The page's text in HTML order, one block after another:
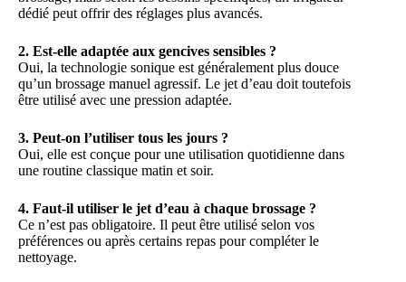
dédié peut offrir des réglages plus avancés.
2. Est-elle adaptée aux gencives sensibles ?
Oui, la technologie sonique est généralement plus douce
qu’un brossage manuel agressif. Le jet d’eau doit toutefois
être utilisé avec une pression adaptée.
3. Peut-on l’utiliser tous les jours ?
Oui, elle est conçue pour une utilisation quotidienne dans
une routine classique matin et soir.
4. Faut-il utiliser le jet d’eau à chaque brossage ?
Ce n’est pas obligatoire. Il peut être utilisé selon vos
préférences ou après certains repas pour compléter le
nettoyage.